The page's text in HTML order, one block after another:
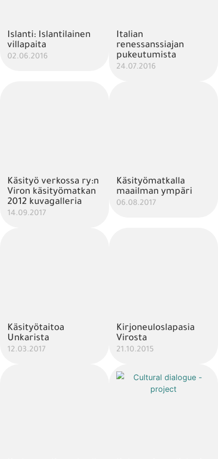
Islanti: Islantilainen
villapaita
02.06.2016
Italian
renessanssiajan
pukeutumista
24.07.2016
Käsityö verkossa ry:n
Viron käsityömatkan
2012 kuvagalleria
14.09.2017
Käsityömatkalla
maailman ympäri
06.08.2017
Käsityötaitoa
Unkarista
12.03.2017
Kirjoneuloslapasia
Virosta
21.10.2015